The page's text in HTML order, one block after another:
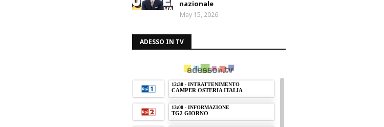
nazionale
May 15, 2026
ADESSO IN TV